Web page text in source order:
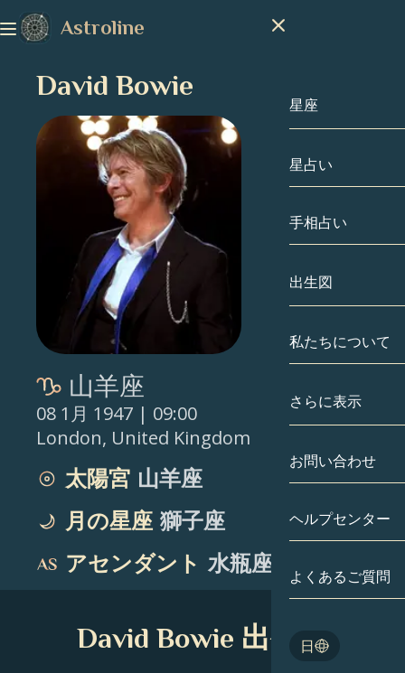
Astroline
星座
星座
山羊座
魚座
牡羊座
牡牛座
蟹座
獅子座
乙女座
星占い
手相占い
出生図
出生図
有名人
アストロカー
私たちについて
さらに表示
相性
タロット
エンジェルナ
お問い合わせ
ヘルプセンター
よくあるご質問
日
David Bowie
山羊座
08 1月 1947 | 09:00
London, United Kingdom
太陽宮 山羊座
月の星座 獅子座
アセンダント 水瓶座
David Bowie 出生図